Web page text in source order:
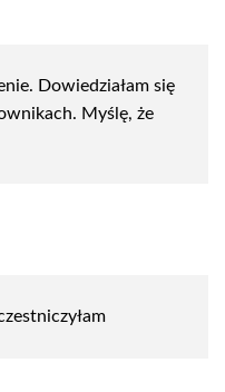
Dowiedziałam się
Myślę, że